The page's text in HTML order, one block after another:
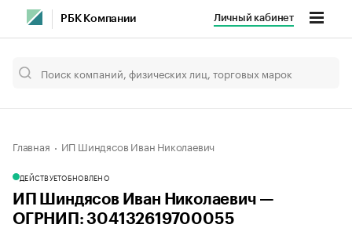
РБК Компании Личный кабинет
Главная ИП Шиндясов Иван Николаевич
ДЕЙСТВУЕТОБНОВЛЕНО
ИП Шиндясов Иван Николаевич —
ОГРНИП: 304132619700055